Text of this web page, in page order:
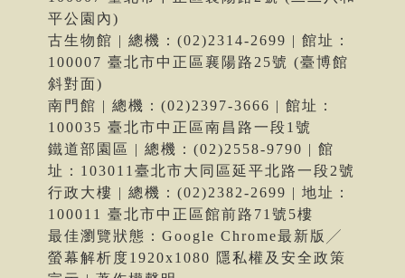
平公園內)
古生物館 | 總機：(02)2314-2699 | 館址：
100007 臺北市中正區襄陽路25號 (臺博館
斜對面)
南門館 | 總機：(02)2397-3666 | 館址：
100035 臺北市中正區南昌路一段1號
鐵道部園區 | 總機：(02)2558-9790 | 館
址：103011臺北市大同區延平北路一段2號
行政大樓 | 總機：(02)2382-2699 | 地址：
100011 臺北市中正區館前路71號5樓
最佳瀏覽狀態：Google Chrome最新版╱
螢幕解析度1920x1080 隱私權及安全政策